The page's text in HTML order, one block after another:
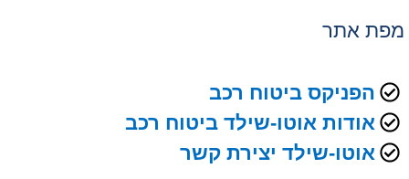
מפת אתר
הפניקס ביטוח רכב
אודות אוטו-שילד ביטוח רכב
אוטו-שילד יצירת קשר